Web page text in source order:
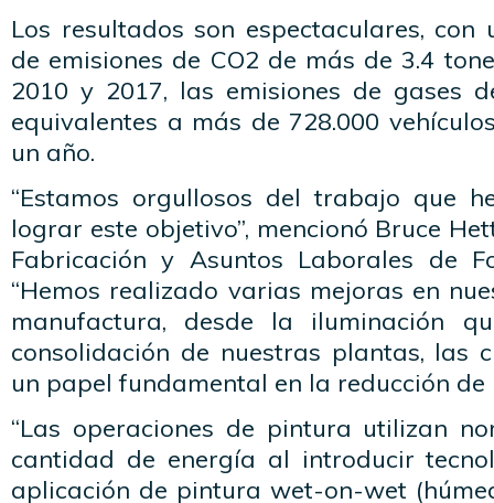
Los resultados son espectaculares,
de emisiones de CO2 de más de 3.4
2010 y 2017, las emisiones de gases
equivalentes a más de 728.000
un año.
“Estamos orgullosos del trabajo que
lograr este objetivo”, mencionó Bruce
Fabricación y Asuntos Laborales de
“Hemos realizado varias mejoras en
manufactura, desde la iluminación
consolidación de nuestras plantas, las
un papel fundamental en la reducción de
“Las operaciones de pintura utilizan
cantidad de energía al introducir
aplicación de pintura wet-on-wet